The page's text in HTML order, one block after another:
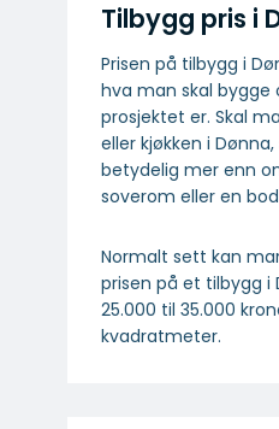
Tilbygg pris i
Prisen på tilbygg i
hva man skal bygge
prosjektet er. Skal
eller kjøkken i
betydelig mer enn
soverom eller en
Normalt sett kan
prisen på et tilbygg i
25.000 til 35.000
kvadratmeter.